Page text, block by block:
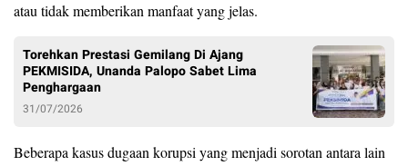
atau tidak memberikan manfaat yang jelas.
Torehkan Prestasi Gemilang Di Ajang
PEKMISIDA, Unanda Palopo Sabet Lima
Penghargaan
31/07/2026
Beberapa kasus dugaan korupsi yang menjadi sorotan antara lain